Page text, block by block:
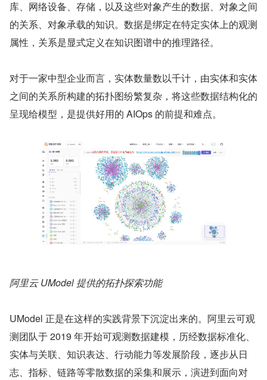
库、网络设备、存储，以及这些对象产生的数据、对象之间
的关系、对象承载的知识。数据是绑定在特定实体上的观测
属性，关系是显式定义在知识图谱中的推理路径。
对于一家中型企业而言，实体数量数以千计，由实体和实体
之间的关系所构建的拓扑图纷繁复杂，将这些数据结构化的
呈现给模型，是提供好用的 AIOps 的前提和难点。
阿里云 UModel 提供的拓扑探索功能
UModel 正是在这样的实践背景下沉淀出来的。阿里云可观
测团队于 2019 年开始可观测数据建模，历经数据标准化、
实体与关联、知识表达、行动能力等发展阶段，逐步从日
志、指标、链路等零散数据的采集和展示，演进到面向对